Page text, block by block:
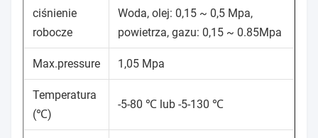
ciśnienie
robocze
Woda, olej: 0,15 ~ 0,5 Mpa,
powietrza, gazu: 0,15 ~ 0.85Mpa
Max.pressure 1,05 Mpa
Temperatura
(℃)
-5-80 ℃ lub -5-130 ℃